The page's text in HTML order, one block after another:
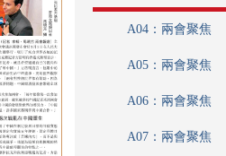
A04：兩會聚焦
A05：兩會聚焦
A06：兩會聚焦
A07：兩會聚焦